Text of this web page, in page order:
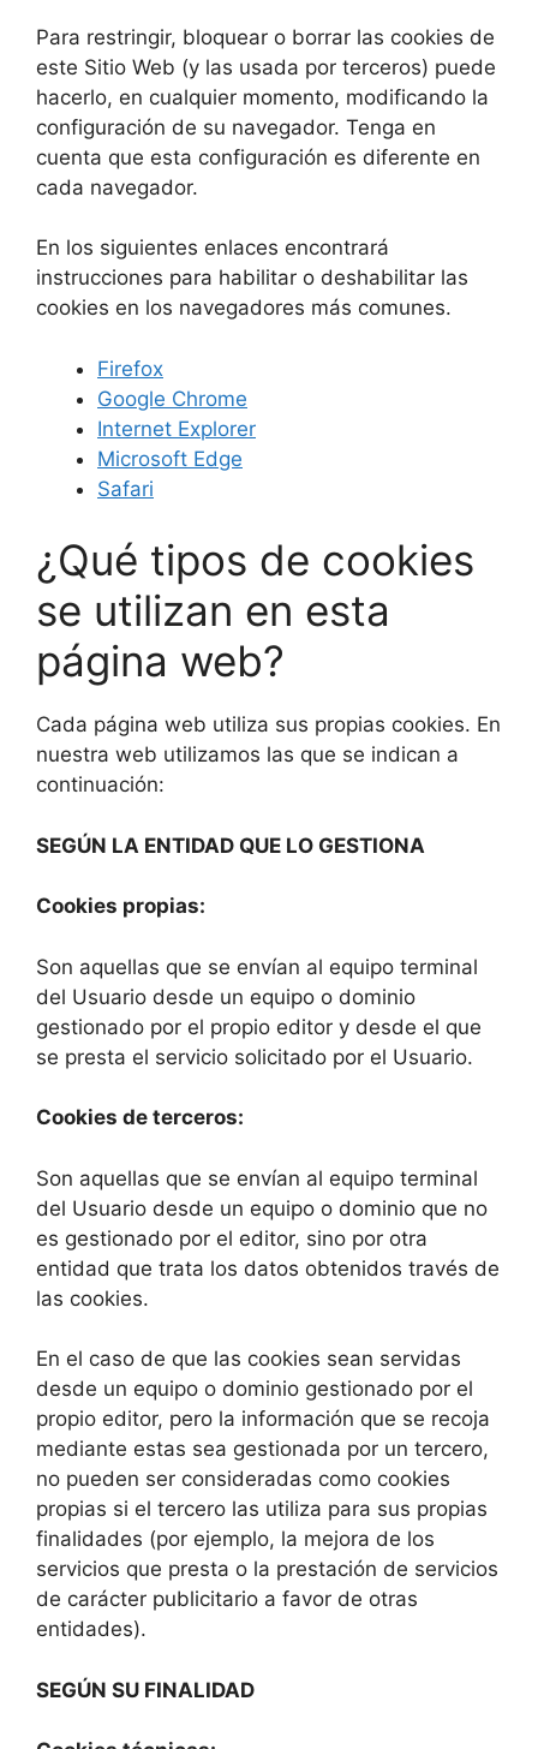
Para restringir, bloquear o borrar las cookies de
este Sitio Web (y las usada por terceros) puede
hacerlo, en cualquier momento, modificando la
configuración de su navegador. Tenga en
cuenta que esta configuración es diferente en
cada navegador.
En los siguientes enlaces encontrará
instrucciones para habilitar o deshabilitar las
cookies en los navegadores más comunes.
Firefox
Google Chrome
Internet Explorer
Microsoft Edge
Safari
¿Qué tipos de cookies
se utilizan en esta
página web?
Cada página web utiliza sus propias cookies. En
nuestra web utilizamos las que se indican a
continuación:
SEGÚN LA ENTIDAD QUE LO GESTIONA
Cookies propias:
Son aquellas que se envían al equipo terminal
del Usuario desde un equipo o dominio
gestionado por el propio editor y desde el que
se presta el servicio solicitado por el Usuario.
Cookies de terceros:
Son aquellas que se envían al equipo terminal
del Usuario desde un equipo o dominio que no
es gestionado por el editor, sino por otra
entidad que trata los datos obtenidos través de
las cookies.
En el caso de que las cookies sean servidas
desde un equipo o dominio gestionado por el
propio editor, pero la información que se recoja
mediante estas sea gestionada por un tercero,
no pueden ser consideradas como cookies
propias si el tercero las utiliza para sus propias
finalidades (por ejemplo, la mejora de los
servicios que presta o la prestación de servicios
de carácter publicitario a favor de otras
entidades).
SEGÚN SU FINALIDAD